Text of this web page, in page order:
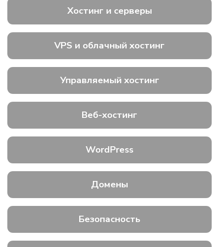
Хостинг и серверы
VPS и облачный хостинг
Управляемый хостинг
Веб-хостинг
WordPress
Домены
Безопасность